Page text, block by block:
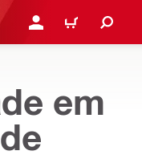
ENTRAR OU REGISTAR
CARRINHO
em